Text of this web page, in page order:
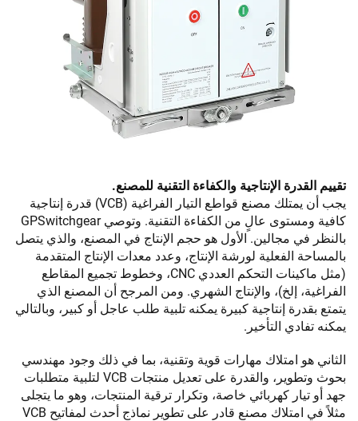
تقييم القدرة الإنتاجية والكفاءة التقنية للمصنع.
يجب أن يمتلك مصنع قواطع التيار الفراغية (VCB) قدرة إنتاجية
كافية ومستوى عالٍ من الكفاءة التقنية. وتوصي GPSwitchgear
بالنظر في مجالين. الأول هو حجم الإنتاج في المصنع، والذي يتصل
بالمساحة الفعلية لورشة الإنتاج، وعدد معدات الإنتاج المتقدمة
(مثل ماكينات التحكم العددي CNC، وخطوط تجميع المقاطع
الفراغية، إلخ)، والإنتاج الشهري. ومن المرجح أن المصنع الذي
يتمتع بقدرة إنتاجية كبيرة يمكنه تلبية طلب عاجل أو كبير، وبالتالي
يمكنه تفادي التأخير.
الثاني هو امتلاك مهارات قوية وتقنية، بما في ذلك وجود مهندسي
بحوث وتطوير، والقدرة على تعديل منتجات VCB لتلبية متطلبات
جهد أو تيار كهربائي خاصة، وتكرار ترقية المنتجات، وهو ما يتجلى
مثلاً في امتلاك مصنع قادر على تطوير نماذج أحدث لمفاتيح VCB